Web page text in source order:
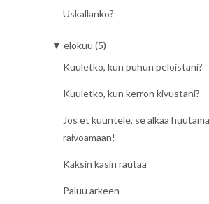
Uskallanko?
▼ elokuu (5)
Kuuletko, kun puhun peloistani?
Kuuletko, kun kerron kivustani?
Jos et kuuntele, se alkaa
raivoamaan!
Kaksin käsin rautaa
Paluu arkeen